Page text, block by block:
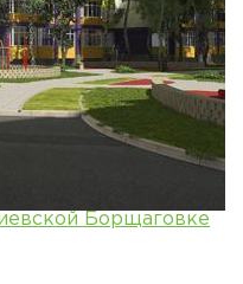
застройщика
Борщаговке